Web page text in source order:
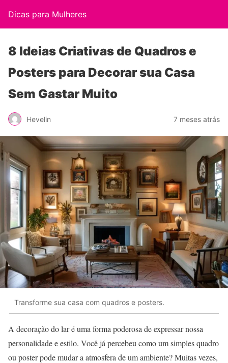
Dicas para Mulheres
8 Ideias Criativas de Quadros e
Posters para Decorar sua Casa
Sem Gastar Muito
Hevelin 7 meses atrás
Transforme sua casa com quadros e posters.
A decoração do lar é uma forma poderosa de expressar nossa
personalidade e estilo. Você já percebeu como um simples quadro
ou poster pode mudar a atmosfera de um ambiente? Muitas vezes,